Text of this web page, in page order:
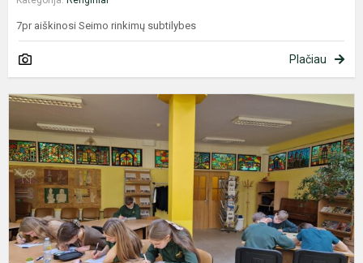
7pr aiškinosi Seimo rinkimų subtilybes
Plačiau